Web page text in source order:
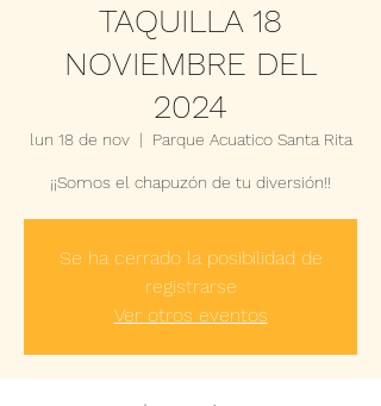
TAQUILLA 18
NOVIEMBRE DEL
2024
lun 18 de nov
  |
Parque Acuatico Santa Rita
¡¡Somos el chapuzón de tu diversión!!
Se ha cerrado la posibilidad de
registrarse
Ver otros eventos